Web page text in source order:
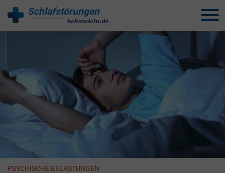
Schlafstörungenbehandeln
PSYCHISCHE BELASTUNGEN